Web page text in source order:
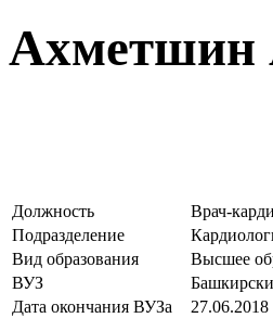
Ахметшин
Должность
Врач-
Подразделение
Вид образования
Высшее
ВУЗ
Дата окончания ВУЗа
27.06.2018